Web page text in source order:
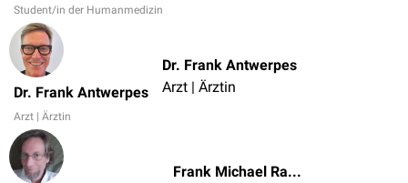
Student/in der Humanmedizin
Dr. Frank Antwerpes
Arzt | Ärztin
Dr. Frank Antwerpes
Arzt | Ärztin
Frank Michael Rauch